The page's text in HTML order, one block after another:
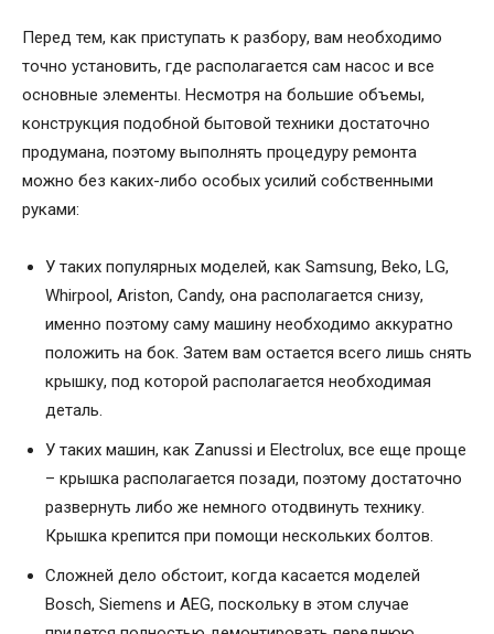
Перед тем, как приступать к разбору, вам необходимо
точно установить, где располагается сам насос и все
основные элементы. Несмотря на большие объемы,
конструкция подобной бытовой техники достаточно
продумана, поэтому выполнять процедуру ремонта
можно без каких-либо особых усилий собственными
руками:
У таких популярных моделей, как Samsung, Beko, LG,
Whirpool, Ariston, Candy, она располагается снизу,
именно поэтому саму машину необходимо аккуратно
положить на бок. Затем вам остается всего лишь снять
крышку, под которой располагается необходимая
деталь.
У таких машин, как Zanussi и Electrolux, все еще проще
– крышка располагается позади, поэтому достаточно
развернуть либо же немного отодвинуть технику.
Крышка крепится при помощи нескольких болтов.
Сложней дело обстоит, когда касается моделей
Bosch, Siemens и AEG, поскольку в этом случае